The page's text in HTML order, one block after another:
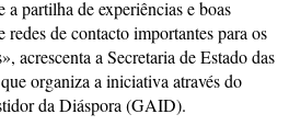
partilha de experiências e boas
de contacto importantes para os
acrescenta a Secretaria de Estado das
organiza a iniciativa através do
da Diáspora (GAID).